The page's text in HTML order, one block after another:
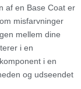
af en Base Coat er
misfarvninger
mellem dine
i en
i en
og udseendet